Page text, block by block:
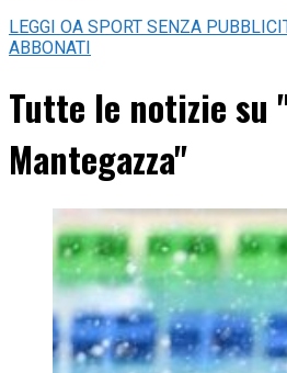
LEGGI OA SPORT SENZA
ABBONATI
Tutte le notizie su
Mantegazza"